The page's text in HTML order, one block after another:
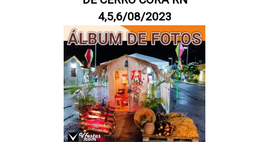
4,5,6/08/2023